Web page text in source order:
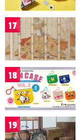
17
18
19